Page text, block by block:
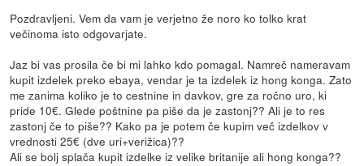
Pozdravljeni. Vem da vam je verjetno že noro ko tolko krat
večinoma isto odgovarjate.
Jaz bi vas prosila če bi mi lahko kdo pomagal. Namreč nameravam
kupit izdelek preko ebaya, vendar je ta izdelek iz hong konga. Zato
me zanima koliko je to cestnine in davkov, gre za ročno uro, ki
pride 10€. Glede poštnine pa piše da je zastonj?? Ali je to res
zastonj če to piše?? Kako pa je potem če kupim več izdelkov v
vrednosti 25€ (dve uri+verižica)??
Ali se bolj splača kupit izdelke iz velike britanije ali hong konga??